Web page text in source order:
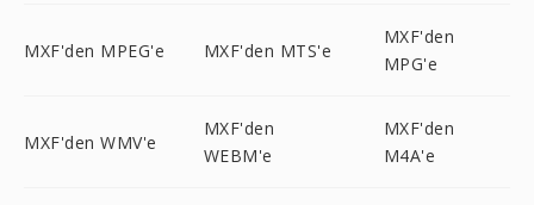
MXF'den MPEG'e MXF'den MTS'e
MXF'den
MPG'e
MXF'den WMV'e
MXF'den
WEBM'e
MXF'den
M4A'e